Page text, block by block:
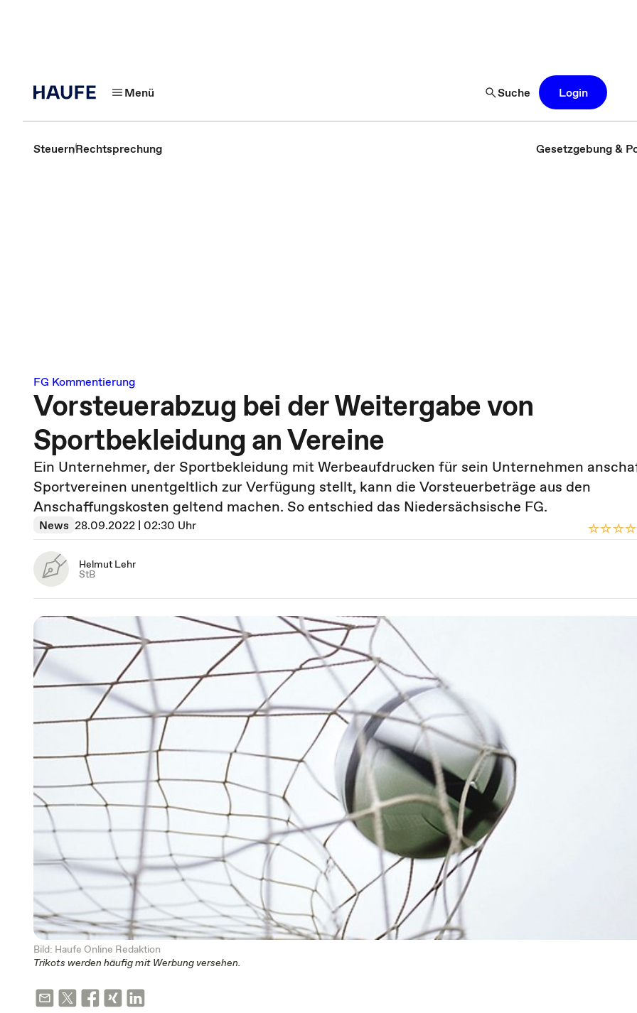
Menü Suche Login
SteuernRechtsprechung Gesetzgebung &
FG Kommentierung
Vorsteuerabzug bei der Weitergabe von
Sportbekleidung an Vereine
Ein Unternehmer, der Sportbekleidung mit Werbeaufdrucken für sein Unternehmen
Sportvereinen unentgeltlich zur Verfügung stellt, kann die Vorsteuerbeträge aus den
Anschaffungskosten geltend machen. So entschied das Niedersächsische FG.
News 28.09.2022 | 02:30 Uhr
Helmut Lehr
StB
Bild: Haufe Online Redaktion
Trikots werden häufig mit Werbung versehen.